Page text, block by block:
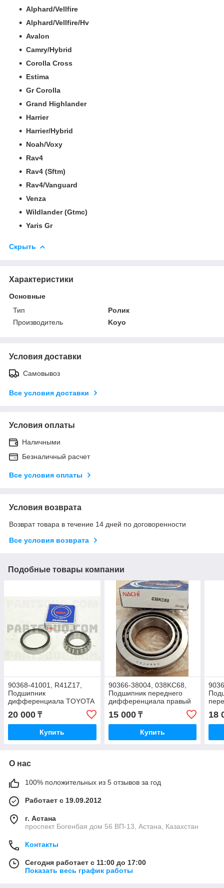
Alphard/Vellfire
Alphard/Vellfire/Hv
Avalon
Camry/Hybrid
Corolla Cross
Estima
Gr Corolla
Grand Highlander
Harrier
Harrier/Hybrid
Noah/Voxy
Rav4
Rav4 (Sftm)
Rav4/Vanguard
Venza
Wildlander (Gtmc)
Yaris Gr
Скрыть
Характеристики
Основные
Тип
Ролик
Производитель
Koyo
Условия доставки
Самовывоз
Все условия доставки
Условия оплаты
Наличными
Безналичный расчет
Все условия оплаты
Условия возврата
Возврат товара в течение 14 дней по договоренности
Все условия возврата
Подобные товары компании
90368-41001, R41Z17,
Подшипник
дифференциала TOYOTA
ESTIMA EMINA TCR20
1998-1999, NSK JAPAN,
41,3*73,4*22,6
20 000 ₸
Купить
90366-38004, 038KC68,
Подшипник переднего
дифференциала правый
TOYOTA, NACHI, JAPAN,
38,5x68x16,5
15 000₸
Купить
18
О нас
100% положительных из 5 отзывов за год
Работает с 19.09.2012
г. Астана
проспект Богенбая дом 56 ВП-13, Астана, Казахстан
Контакты
Сегодня работает с 11:00 до 17:00
Показать весь график работы